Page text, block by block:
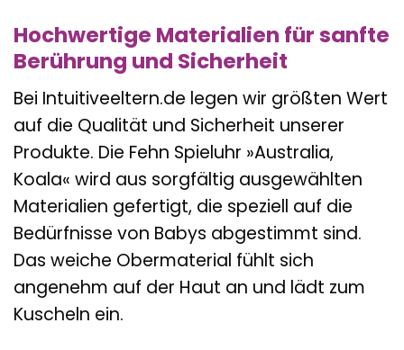
Hochwertige Materialien für sanfte
Berührung und Sicherheit
Bei Intuitiveeltern.de legen wir größten Wert
auf die Qualität und Sicherheit unserer
Produkte. Die Fehn Spieluhr »Australia,
Koala« wird aus sorgfältig ausgewählten
Materialien gefertigt, die speziell auf die
Bedürfnisse von Babys abgestimmt sind.
Das weiche Obermaterial fühlt sich
angenehm auf der Haut an und lädt zum
Kuscheln ein.